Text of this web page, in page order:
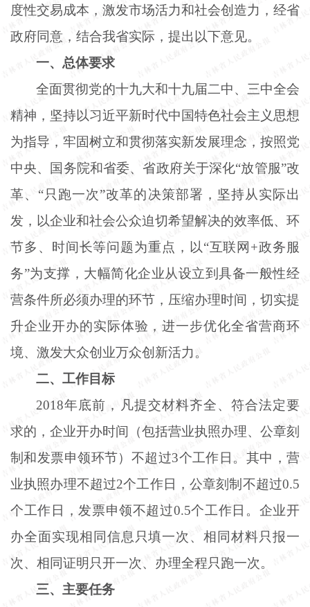
度性交易成本，激发市场活力和社会创造力，经省
政府同意，结合我省实际，提出以下意见。
一、总体要求
全面贯彻党的十九大和十九届二中、三中全会
精神，坚持以习近平新时代中国特色社会主义思想
为指导，牢固树立和贯彻落实新发展理念，按照党
中央、国务院和省委、省政府关于深化“放管服”改
革、“只跑一次”改革的决策部署，坚持从实际出
发，以企业和社会公众迫切希望解决的效率低、环
节多、时间长等问题为重点，以“互联网+政务服
务”为支撑，大幅简化企业从设立到具备一般性经
营条件所必须办理的环节，压缩办理时间，切实提
升企业开办的实际体验，进一步优化全省营商环
境、激发大众创业万众创新活力。
二、工作目标
2018年底前，凡提交材料齐全、符合法定要
求的，企业开办时间（包括营业执照办理、公章刻
制和发票申领环节）不超过3个工作日。其中，营
业执照办理不超过2个工作日，公章刻制不超过0.5
个工作日，发票申领不超过0.5个工作日。企业开
办全面实现相同信息只填一次、相同材料只报一
次、相同证明只开一次、办理全程只跑一次。
三、主要任务